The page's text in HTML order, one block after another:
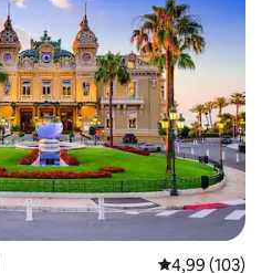
Priemerné
4,99 (103)